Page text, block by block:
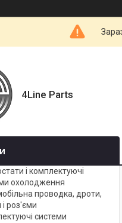
4Line Parts
і комплектуючі
охолодження
проводка, дроти,
роз'єми
системи